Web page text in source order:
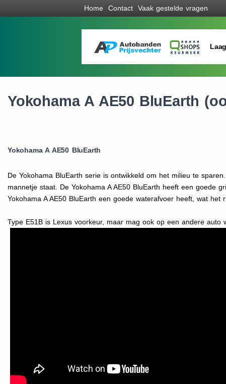
Home Contact Vaak gestelde vragen
Yokohama A AE50 BluEarth
Yokohama A AE50 BluEarth
De Yokohama BluEarth serie is ontwikkeld om het milieu te
mannetje staat. De Yokohama A AE50 BluEarth heeft een goede
Yokohama A AE50 BluEarth een goede waterafvoer heeft, wat het
Type E51B is Lexus voorkeur, maar mag ook op een andere auto